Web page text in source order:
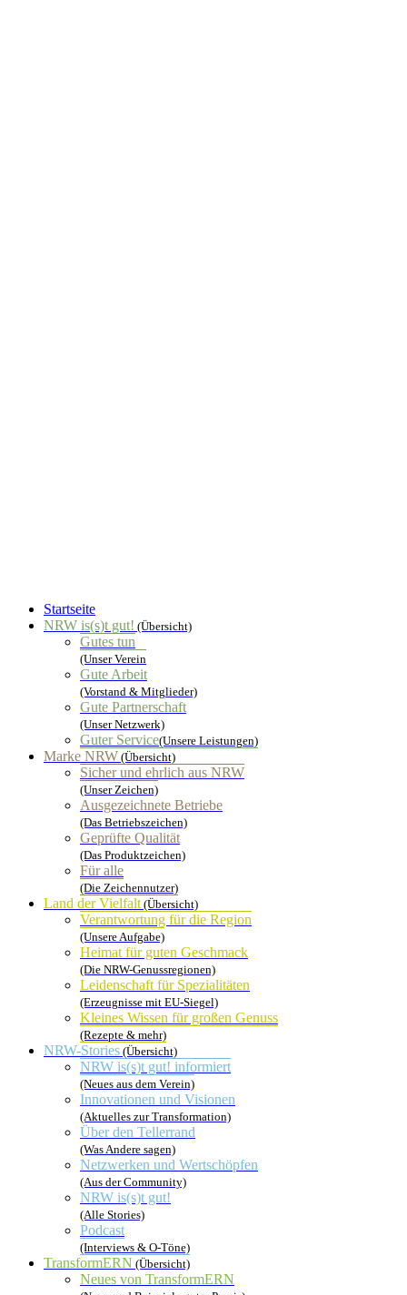
Startseite
NRW is(s)t gut! (Übersicht)
Gutes tun
(Unser Verein
Gute Arbeit
(Vorstand & Mitglieder)
Gute Partnerschaft
(Unser Netzwerk)
Guter Service(Unsere Leistungen)
Marke NRW (Übersicht)
Sicher und ehrlich aus NRW
(Unser Zeichen)
Ausgezeichnete Betriebe
(Das Betriebszeichen)
Geprüfte Qualität
(Das Produktzeichen)
Für alle
(Die Zeichennutzer)
Land der Vielfalt(Übersicht)
Verantwortung für die Region
(Unsere Aufgabe)
Heimat für guten Geschmack
(Die NRW-Genussregionen)
Leidenschaft für Spezialitäten
(Erzeugnisse mit EU-Siegel)
Kleines Wissen für großen Genuss
(Rezepte & mehr)
NRW-Stories (Übersicht)
NRW is(s)t gut! informiert
(Neues aus dem Verein)
Innovationen und Visionen
(Aktuelles zur Transformation)
Über den Tellerrand
(Was Andere sagen)
Netzwerken und Wertschöpfen
(Aus der Community)
NRW is(s)t gut!
(Alle Stories)
Podcast
(Interviews & O-Töne)
TransformERN (Übersicht)
Neues von TransformERN